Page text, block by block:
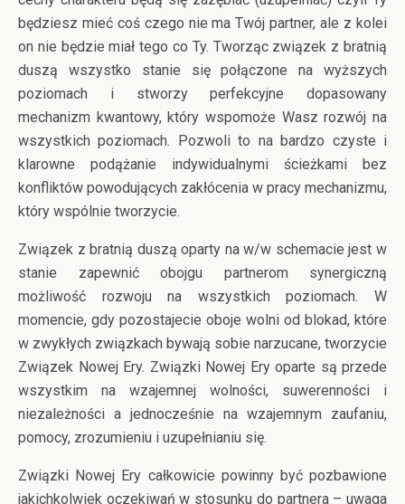
będziesz mieć coś czego nie ma Twój partner, ale z kolei
on nie będzie miał tego co Ty. Tworząc związek z bratnią
duszą wszystko stanie się połączone na wyższych
poziomach i stworzy perfekcyjne dopasowany
mechanizm kwantowy, który wspomoże Wasz rozwój na
wszystkich poziomach. Pozwoli to na bardzo czyste i
klarowne podążanie indywidualnymi ścieżkami bez
konfliktów powodujących zakłócenia w pracy mechanizmu,
który wspólnie tworzycie.
Związek z bratnią duszą oparty na w/w schemacie jest w
stanie zapewnić obojgu partnerom synergiczną
możliwość rozwoju na wszystkich poziomach. W
momencie, gdy pozostajecie oboje wolni od blokad, które
w zwykłych związkach bywają sobie narzucane, tworzycie
Związek Nowej Ery. Związki Nowej Ery oparte są przede
wszystkim na wzajemnej wolności, suwerenności i
niezależności a jednocześnie na wzajemnym zaufaniu,
pomocy, zrozumieniu i uzupełnianiu się.
Związki Nowej Ery całkowicie powinny być pozbawione
jakichkolwiek oczekiwań w stosunku do partnera – uwaga